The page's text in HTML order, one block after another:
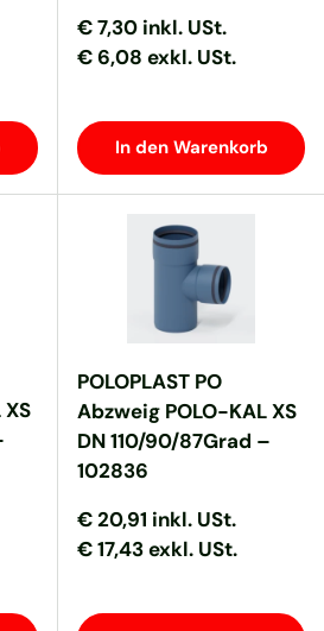
Normaler Preis
Normaler Preis
€ 7,30 inkl. USt.
€ 6,08 exkl. USt.
In den Warenkorb
POLOPLAST PO
Abzweig POLO-KAL XS
DN 110/90/87Grad –
102836
Normaler Preis
Normaler Preis
€ 20,91 inkl. USt.
€ 17,43 exkl. USt.